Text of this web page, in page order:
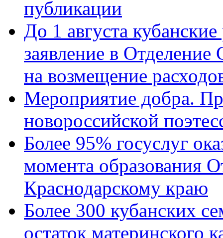
публикации
До 1 августа
заявление в
на возмещение
Мероприятие добра.
новороссийской
Более 95% госуслуг
момента образования
Краснодарскому краю
Более 300 кубанских
остаток материнского